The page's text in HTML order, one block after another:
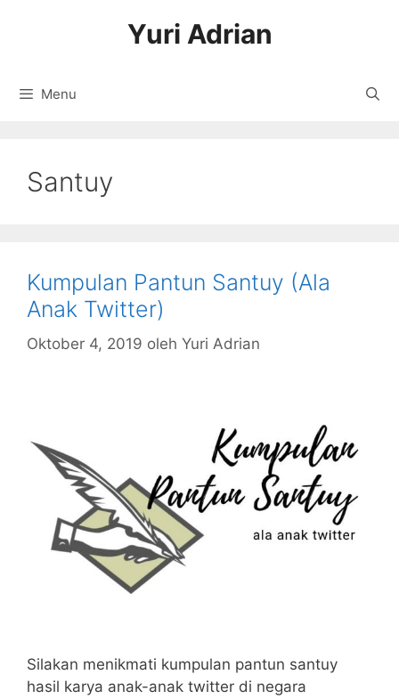
Yuri Adrian
Menu
Santuy
Kumpulan Pantun Santuy (Ala
Anak Twitter)
Oktober 4, 2019 oleh Yuri Adrian
Silakan menikmati kumpulan pantun santuy
hasil karya anak-anak twitter di negara